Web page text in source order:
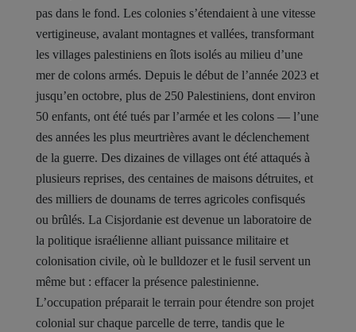
pas dans le fond. Les colonies s’étendaient à une vitesse
vertigineuse, avalant montagnes et vallées, transformant
les villages palestiniens en îlots isolés au milieu d’une
mer de colons armés. Depuis le début de l’année 2023 et
jusqu’en octobre, plus de 250 Palestiniens, dont environ
50 enfants, ont été tués par l’armée et les colons — l’une
des années les plus meurtrières avant le déclenchement
de la guerre. Des dizaines de villages ont été attaqués à
plusieurs reprises, des centaines de maisons détruites, et
des milliers de dounams de terres agricoles confisqués
ou brûlés. La Cisjordanie est devenue un laboratoire de
la politique israélienne alliant puissance militaire et
colonisation civile, où le bulldozer et le fusil servent un
même but : effacer la présence palestinienne.
L’occupation préparait le terrain pour étendre son projet
colonial sur chaque parcelle de terre, tandis que le